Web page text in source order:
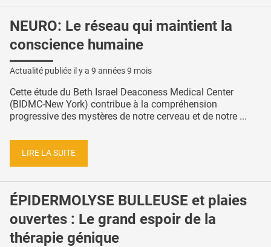
NEURO: Le réseau qui maintient la
conscience humaine
Actualité publiée il y a 9 années 9 mois
Cette étude du Beth Israel Deaconess Medical Center
(BIDMC-New York) contribue à la compréhension
progressive des mystères de notre cerveau et de notre ...
LIRE LA SUITE
ÉPIDERMOLYSE BULLEUSE et plaies
ouvertes : Le grand espoir de la
thérapie génique